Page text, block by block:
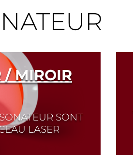
/ MIROIR
SONT
LASER